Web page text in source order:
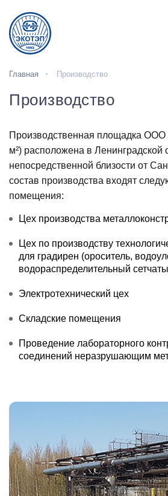
Главная Производство
Производство
Производственная площадка
м²) расположена в Ленинградской
непосредственной близости от
состав производства входят
помещения:
Цех производства
Цех по производству
для градирен (ороситель,
водораспределительный
Электротехнический цех
Складские помещения
Проведение лабораторного
соединений неразрушающим